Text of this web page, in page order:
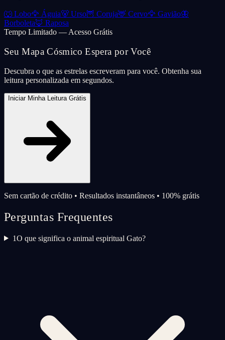
🐺 Lobo🦅 Águia🐻 Urso🦉 Coruja🦌 Cervo🦅 Gavião🦋
Borboleta🦊 Raposa
Tempo Limitado — Acesso Grátis
Seu Mapa Cósmico Espera por Você
Descubra o que as estrelas escreveram para você. Obtenha sua
leitura personalizada em segundos.
Iniciar Minha Leitura Grátis
Sem cartão de crédito • Resultados instantâneos • 100% grátis
Perguntas Frequentes
1O que significa o animal espiritual Gato?